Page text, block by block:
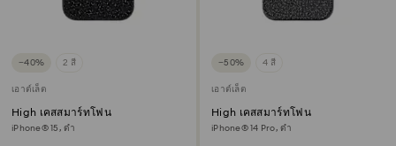
−40% 2 สี
เอาต์เล็ต
High เคสสมาร์ทโฟน
iPhone® 15, ดำ
−50% 4 สี
เอาต์เล็ต
High เคสสมาร์ทโฟน
iPhone® 14 Pro, ดำ